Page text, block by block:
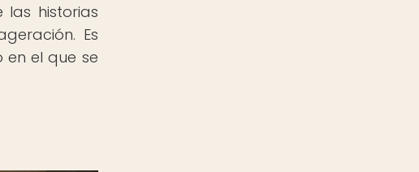
las historias
Es
el que se